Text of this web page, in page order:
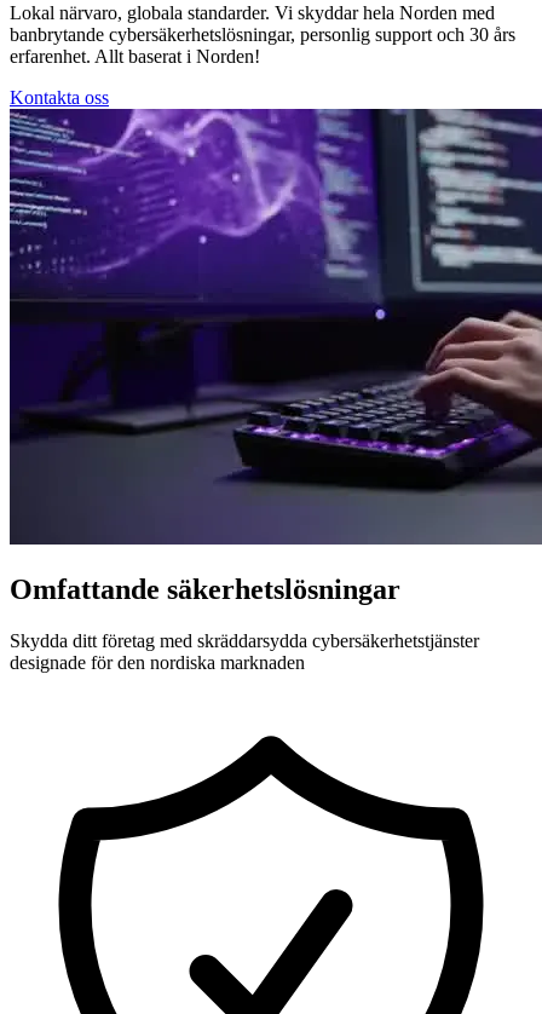
Lokal närvaro, globala standarder. Vi skyddar hela Norden med
banbrytande cybersäkerhetslösningar, personlig support och 30 års
erfarenhet. Allt baserat i Norden!
Kontakta oss
Omfattande säkerhetslösningar
Skydda ditt företag med skräddarsydda cybersäkerhetstjänster
designade för den nordiska marknaden